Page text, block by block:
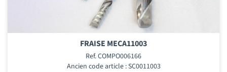
FRAISE MECA11003
Ref. COMPO006166
Ancien code article : SC0011003